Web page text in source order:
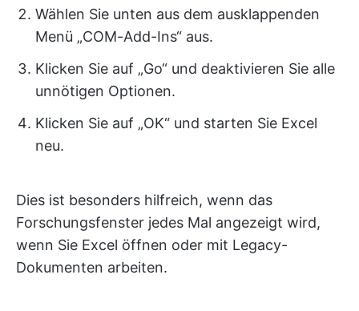
Wählen Sie unten aus dem ausklappenden
Menü „COM-Add-Ins“ aus.
Klicken Sie auf „Go“ und deaktivieren Sie alle
unnötigen Optionen.
Klicken Sie auf „OK“ und starten Sie Excel
neu.
Dies ist besonders hilfreich, wenn das
Forschungsfenster jedes Mal angezeigt wird,
wenn Sie Excel öffnen oder mit Legacy-
Dokumenten arbeiten.